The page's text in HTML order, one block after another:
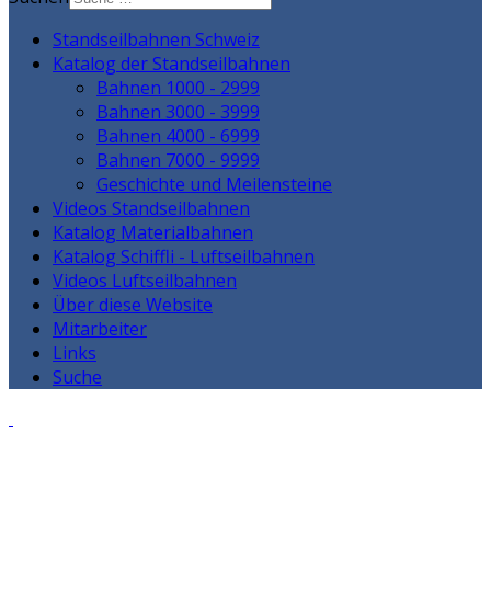
Standseilbahnen Schweiz
Katalog der Standseilbahnen
Bahnen 1000 - 2999
Bahnen 3000 - 3999
Bahnen 4000 - 6999
Bahnen 7000 - 9999
Geschichte und Meilensteine
Videos Standseilbahnen
Katalog Materialbahnen
Katalog Schiffli - Luftseilbahnen
Videos Luftseilbahnen
Über diese Website
Mitarbeiter
Links
Suche